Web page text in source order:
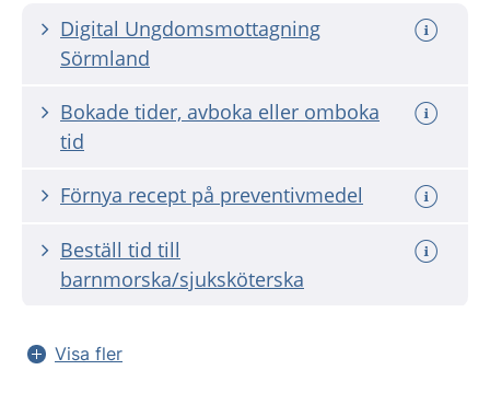
Digital Ungdomsmottagning
Sörmland
Bokade tider, avboka eller omboka
tid
Förnya recept på preventivmedel
Beställ tid till
barnmorska/sjuksköterska
Visa fler